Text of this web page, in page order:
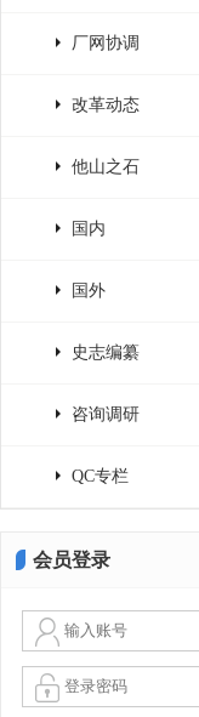
厂网协调
改革动态
他山之石
国内
国外
史志编纂
咨询调研
QC专栏
会员登录